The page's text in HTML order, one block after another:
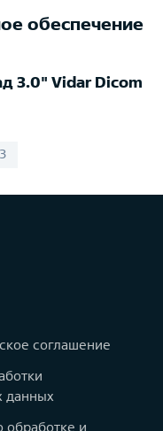
обеспечение
3.0" Vidar Dicom
соглашение
данных
и